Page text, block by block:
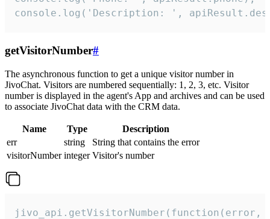
console.log('Description: ',
getVisitorNumber#
The asynchronous function to get a unique visitor number in
JivoChat. Visitors are numbered sequentially: 1, 2, 3, etc. Visitor
number is displayed in the agent's App and archives and can be used
to associate JivoChat data with the CRM data.
Name Type
Description
err
string
String that contains the error
visitorNumber integer Visitor's number
jivo_api.getVisitorNumber(function(error,